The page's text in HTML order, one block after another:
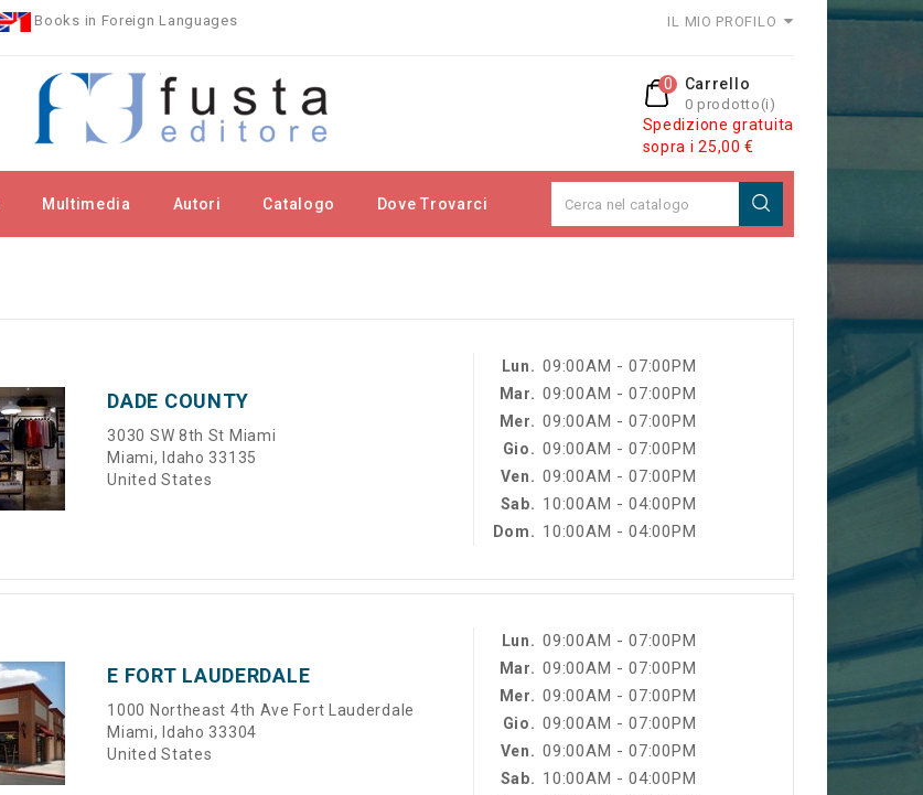
Books in Foreign Languages IL MIO PROFILO
Carrello
0 prodotto(i)
0
Spedizione gratuita
sopra i 25,00 €
Multimedia Autori Catalogo Dove Trovarci
DADE COUNTY
3030 SW 8th St Miami
Miami, Idaho 33135
United States
Lun. 09:00AM - 07:00PM
Mar. 09:00AM - 07:00PM
Mer. 09:00AM - 07:00PM
Gio. 09:00AM - 07:00PM
Ven. 09:00AM - 07:00PM
Sab. 10:00AM - 04:00PM
Dom. 10:00AM - 04:00PM
E FORT LAUDERDALE
1000 Northeast 4th Ave Fort Lauderdale
Miami, Idaho 33304
United States
Lun. 09:00AM - 07:00PM
Mar. 09:00AM - 07:00PM
Mer. 09:00AM - 07:00PM
Gio. 09:00AM - 07:00PM
Ven. 09:00AM - 07:00PM
Sab. 10:00AM - 04:00PM